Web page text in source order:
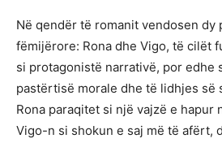
Në qendër të romanit vendosen dy
fëmijërore: Rona dhe Vigo, të cilët
si protagonistë narrativë, por edhe
pastërtisë morale dhe të lidhjes së
Rona paraqitet si një vajzë e hapur
Vigo-n si shokun e saj më të afërt,